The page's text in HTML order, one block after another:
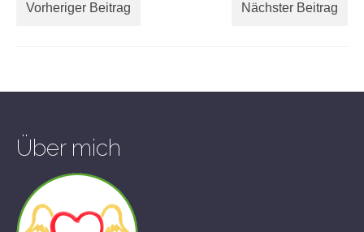
Vorheriger Beitrag Nächster Beitrag
Über mich